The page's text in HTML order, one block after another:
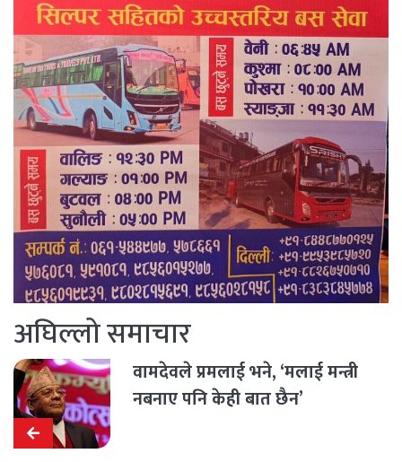
अघिल्लो समाचार
वामदेवले प्रमलाई भने, ‘मलाई मन्त्री
नबनाए पनि केही बात छैन’